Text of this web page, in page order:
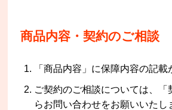
商品内容・契約のご相談
「商品内容」に保障内容の記載
ご契約のご相談については、「
らお問い合わせをお願いいたし